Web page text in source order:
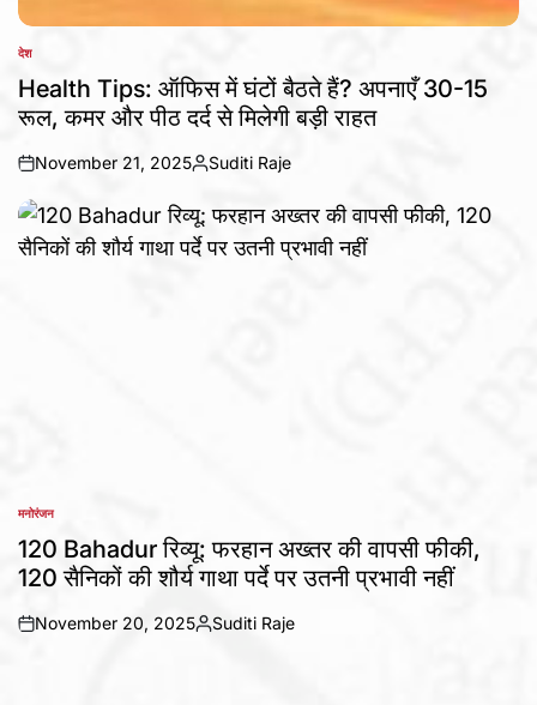
POSTED
IN
देश
Health Tips: ऑफिस में घंटों बैठते हैं? अपनाएँ 30-15
रूल, कमर और पीठ दर्द से मिलेगी बड़ी राहत
on
November 21, 2025
Posted
Suditi Raje
POSTED
IN
मनोरंजन
120 Bahadur रिव्यू: फरहान अख्तर की वापसी फीकी,
120 सैनिकों की शौर्य गाथा पर्दे पर उतनी प्रभावी नहीं
on
November 20, 2025
Posted
Suditi Raje